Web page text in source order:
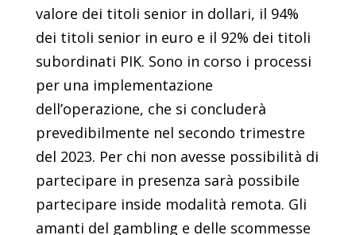
valore dei titoli senior in dollari, il 94%
dei titoli senior in euro e il 92% dei titoli
subordinati PIK. Sono in corso i processi
per una implementazione
dell’operazione, che si concluderà
prevedibilmente nel secondo trimestre
del 2023. Per chi non avesse possibilità di
partecipare in presenza sarà possibile
partecipare inside modalità remota. Gli
amanti del gambling e delle scommesse